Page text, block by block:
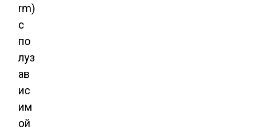
rm)
с
по
луз
ав
ис
им
ой